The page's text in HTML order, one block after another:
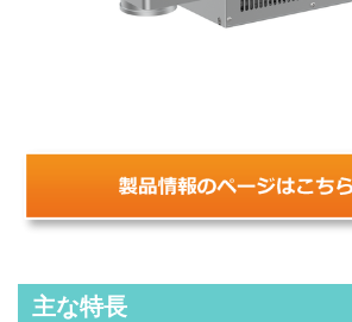
主な特長